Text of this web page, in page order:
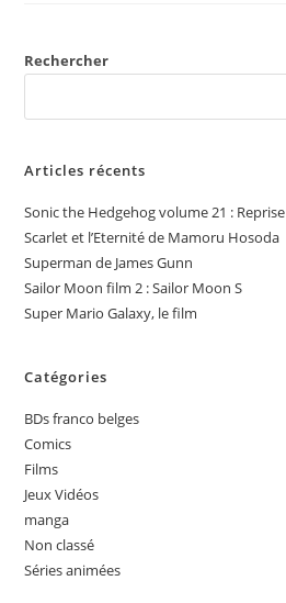
Rechercher
Articles récents
Sonic the Hedgehog volume 21 : Reprise
Scarlet et l’Eternité de Mamoru Hosoda
Superman de James Gunn
Sailor Moon film 2 : Sailor Moon S
Super Mario Galaxy, le film
Catégories
BDs franco belges
Comics
Films
Jeux Vidéos
manga
Non classé
Séries animées